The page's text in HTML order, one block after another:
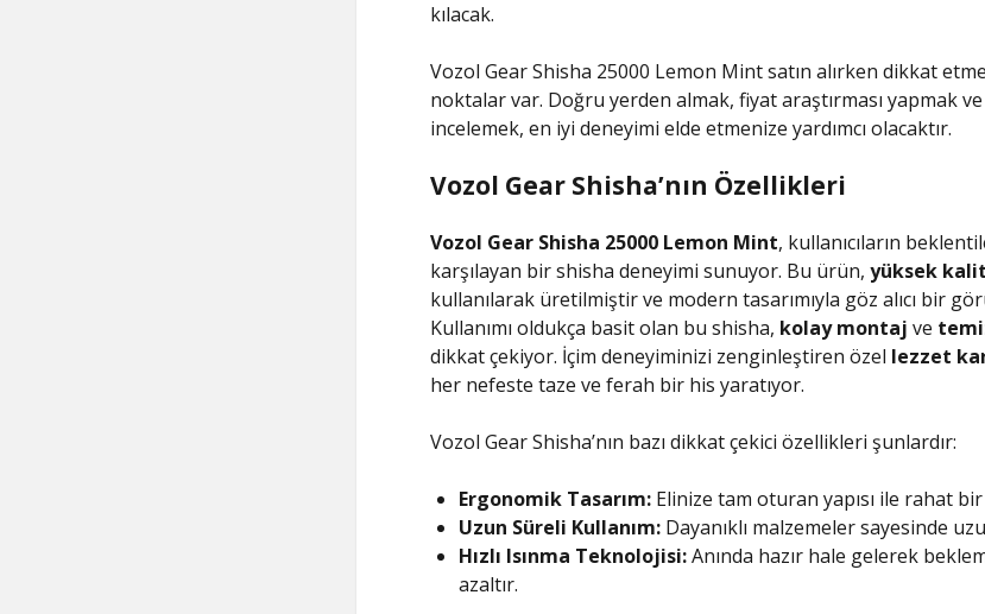
kılacak.
Vozol Gear Shisha 25000 Lemon Mint satın alırken dikkat
noktalar var. Doğru yerden almak, fiyat araştırması yapmak
incelemek, en iyi deneyimi elde etmenize yardımcı olacaktır.
Vozol Gear Shisha’nın Özellikleri
Vozol Gear Shisha 25000 Lemon Mint, kullanıcıların
karşılayan bir shisha deneyimi sunuyor. Bu ürün, yüksek
kullanılarak üretilmiştir ve modern tasarımıyla göz alıcı bir
Kullanımı oldukça basit olan bu shisha, kolay montaj ve
dikkat çekiyor. İçim deneyiminizi zenginleştiren özel lezzet
her nefeste taze ve ferah bir his yaratıyor.
Vozol Gear Shisha’nın bazı dikkat çekici özellikleri şunlardır:
Ergonomik Tasarım:Elinize tam oturan yapısı ile rahat
Uzun Süreli Kullanım:Dayanıklı malzemeler sayesinde
Hızlı Isınma Teknolojisi:Anında hazır hale gelerek
azaltır.